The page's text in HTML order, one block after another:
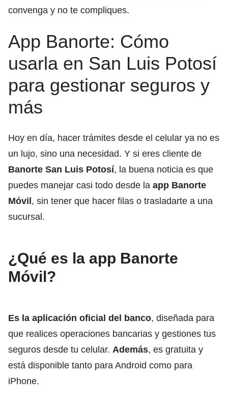
convenga y no te compliques.
App Banorte: Cómo
usarla en San Luis Potosí
para gestionar seguros y
más
Hoy en día, hacer trámites desde el celular ya no es
un lujo, sino una necesidad. Y si eres cliente de
Banorte San Luis Potosí, la buena noticia es que
puedes manejar casi todo desde la app Banorte
Móvil, sin tener que hacer filas o trasladarte a una
sucursal.
¿Qué es la app Banorte
Móvil?
Es la aplicación oficial del banco, diseñada para
que realices operaciones bancarias y gestiones tus
seguros desde tu celular. Además, es gratuita y
está disponible tanto para Android como para
iPhone.